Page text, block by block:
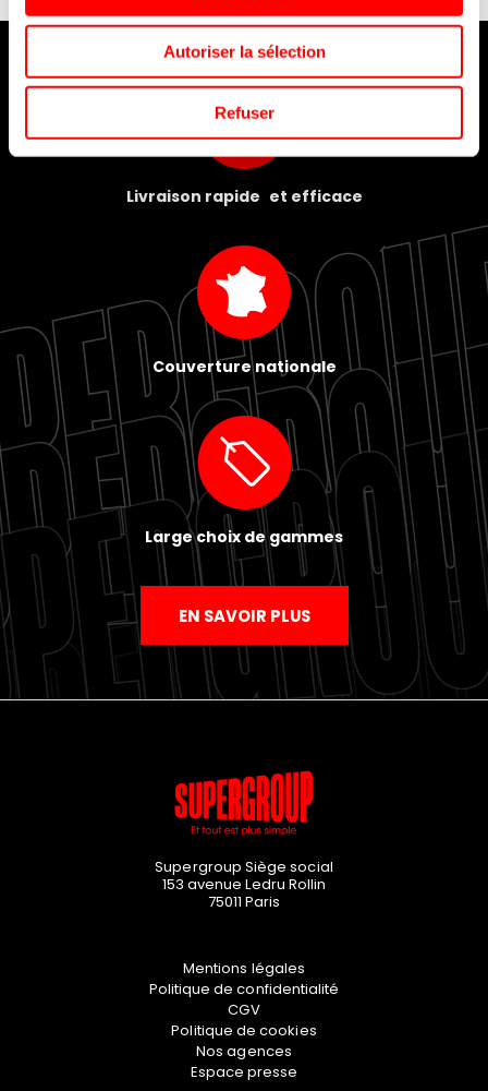
Autoriser la sélection
Refuser
Livraison rapide et efficace
Couverture nationale
Large choix de gammes
EN SAVOIR PLUS
Supergroup Siège social
153 avenue Ledru Rollin
75011 Paris
Mentions légales
Politique de confidentialité
CGV
Politique de cookies
Nos agences
Espace presse